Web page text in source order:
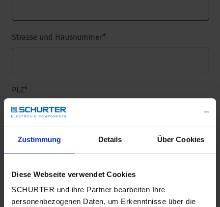
Zustimmung Details Über Cookies
Diese Webseite verwendet Cookies
SCHURTER und ihre Partner bearbeiten Ihre
personenbezogenen Daten, um Erkenntnisse über die
Strasse und Hausnummer*
PLZ*
Stadt*
Land*